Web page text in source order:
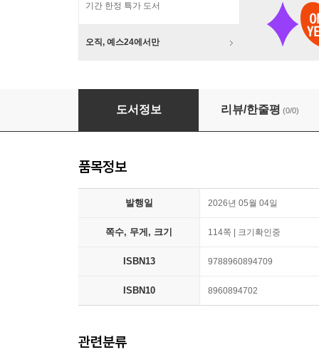
기간 한정 특가 도서
오직, 예스24에서만
애널리스트의 낙관성, 정확성, 정보성
도서정보 리뷰/한줄평 (0/0)
품목정보
발행일 2026년 05월 04일
쪽수, 무게, 크기 114쪽 | 크기확인중
ISBN13 9788960894709
ISBN10 8960894702
관련분류